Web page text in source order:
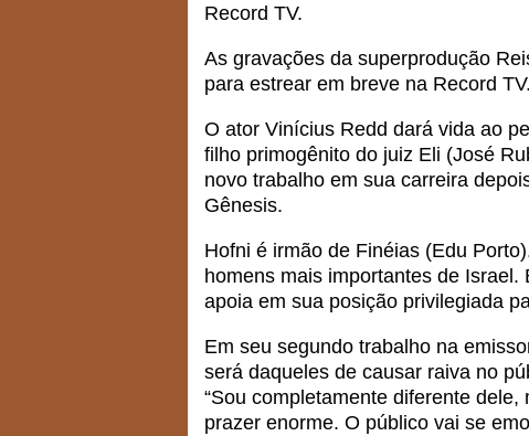
Record TV.
As gravações da superprodução
para estrear em breve na Record TV.
O ator Vinícius Redd dará vida ao
filho primogênito do juiz Eli (José
novo trabalho em sua carreira
Gênesis.
Hofni é irmão de Finéias (Edu
homens mais importantes de
apoia em sua posição privilegiada
Em seu segundo trabalho na
será daqueles de causar raiva no
“Sou completamente diferente
prazer enorme. O público vai se